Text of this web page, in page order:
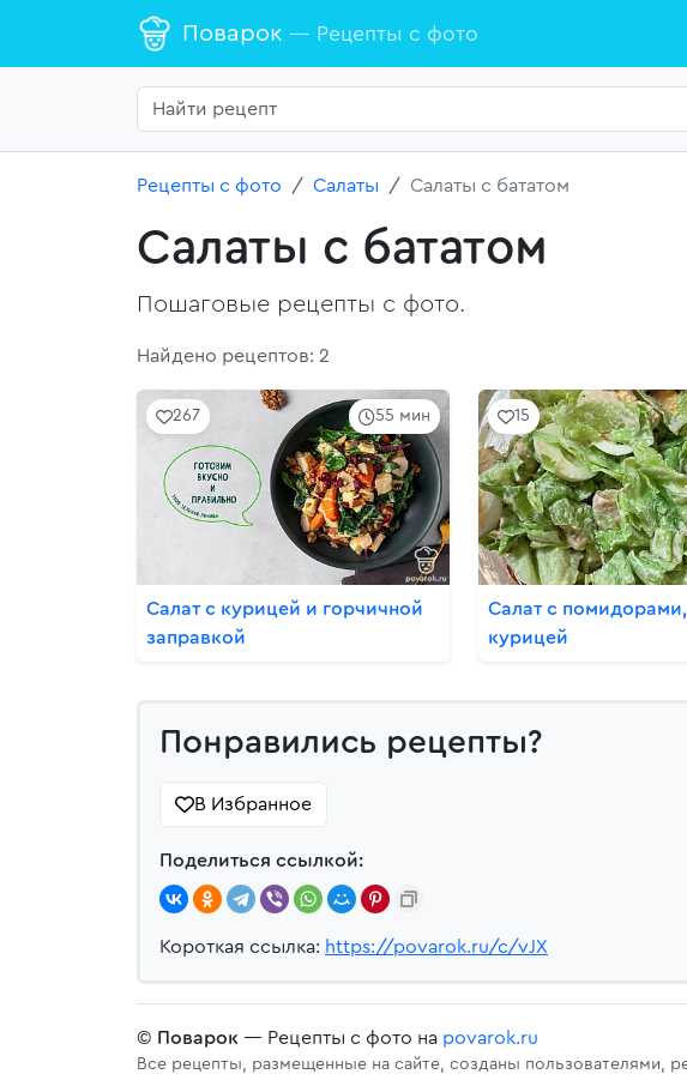
Поварок — Рецепты с фото
Рецепты с фото Салаты Салаты с бататом
Салаты с бататом
Пошаговые рецепты с фото.
Найдено рецептов: 2
55 мин
267
Салат с курицей и горчичной
заправкой
15
Салат с
курицей
Понравились рецепты?
В Избранное
Поделиться ссылкой:
Короткая ссылка: https://povarok.ru/c/vJX
© Поварок — Рецепты с фото на povarok.ru
Все рецепты, размещенные на сайте, созданы пользователями,